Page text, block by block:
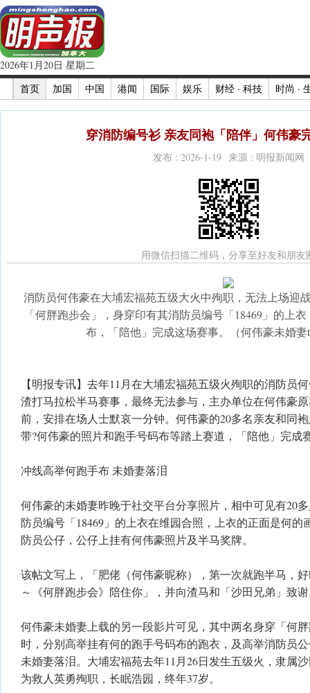
2026年1月20日 星期二
首页
加国 中国 港闻 国际 娱乐 财经 · 科技 时尚 ·
穿消防编号衫 亲友同袍「陪伴」何伟豪
发布 : 2026-1-19 来源 : 明报新闻网
用微信扫描二维码，分享至好友和朋友
消防员何伟豪在大埔宏福苑五级大火中殉职，无法上场迎
「何胖跑步会」，身穿印有其消防员编号「18469」的上
布，「陪他」完成这场赛事。（何伟豪未婚妻
【明报专讯】去年11月在大埔宏福苑五级火殉职的消防员
渣打马拉松半马赛事，最终无法参与，主办单位在何伟豪
前，安排在场人士默哀一分钟。何伟豪的20多名亲友和同
带?何伟豪的照片和跑手号码布等踏上赛道，「陪他」完成
冲线高举何跑手布 未婚妻落泪
何伟豪的未婚妻昨晚于社交平台分享照片，相中可见有20
防员编号「18469」的上衣在维园合照，上衣的正面是何的
防员公仔，公仔上挂有何伟豪照片及半马奖牌。
该帖文写上，「肥佬（何伟豪昵称），第一次就跑半马，
～《何胖跑步会》陪住你」，并向渣马和「沙田兄弟」致
何伟豪未婚妻上载的另一段影片可见，其中两名身穿「何
时，分别高举挂有何的跑手号码布的跑衣，及高举消防员
未婚妻落泪。大埔宏福苑去年11月26日发生五级火，隶属
为救人英勇殉职，长眠浩园，终年37岁。